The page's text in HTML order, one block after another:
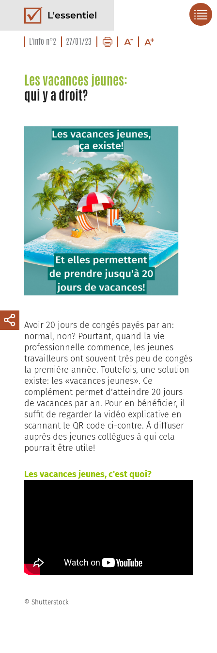
L'essentiel
L'info n°2 27/01/23
Les vacances jeunes:
qui y a droit?
Avoir 20 jours de congés payés par an:
normal, non? Pourtant, quand la vie
professionnelle commence, les jeunes
travailleurs ont souvent très peu de congés
la première année. Toutefois, une solution
existe: les «vacances jeunes». Ce
complément permet d’atteindre 20 jours
de vacances par an. Pour en bénéficier, il
suffit de regarder la vidéo explicative en
scannant le QR code ci-contre. À diffuser
auprès des jeunes collègues à qui cela
pourrait être utile!
Les vacances jeunes, c'est quoi?
© Shutterstock